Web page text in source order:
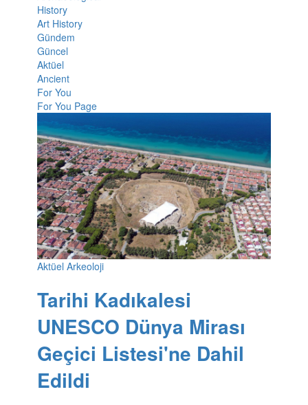
History
Art History
Gündem
Güncel
Aktüel
Ancient
For You
For You Page
Aktüel Arkeoloji
Tarihi Kadıkalesi
UNESCO Dünya Mirası
Geçici Listesi'ne Dahil
Edildi